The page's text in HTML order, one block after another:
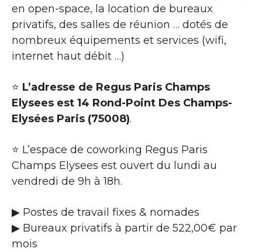
en open-space, la location de bureaux
privatifs, des salles de réunion … dotés de
nombreux équipements et services (wifi,
internet haut débit …)
⭐ L’adresse de Regus Paris Champs
Elysees est 14 Rond-Point Des Champs-
Elysées Paris (75008).
⭐ L’espace de coworking Regus Paris
Champs Elysees est ouvert du lundi au
vendredi de 9h à 18h.
▶ Postes de travail fixes & nomades
▶ Bureaux privatifs à partir de 522,00€ par
mois